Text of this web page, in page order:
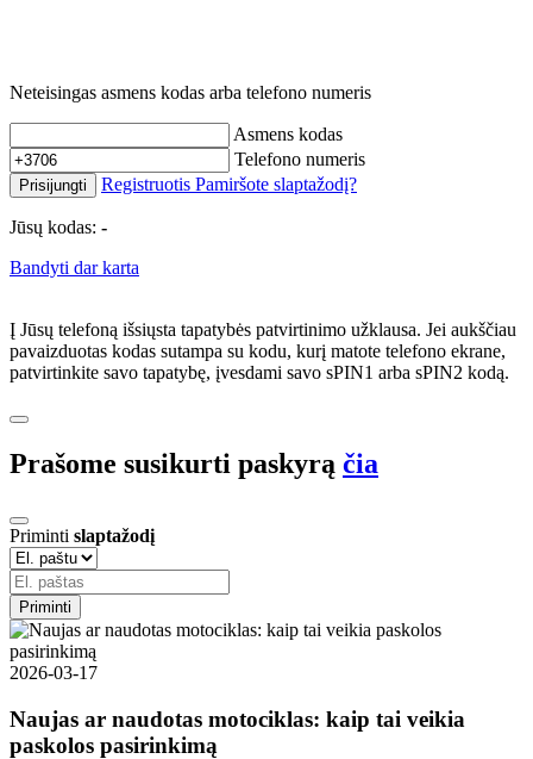
Neteisingas asmens kodas arba telefono numeris
Asmens kodas
Telefono numeris
Prisijungti Registruotis Pamiršote slaptažodį?
Jūsų kodas: -
Bandyti dar karta
Į Jūsų telefoną išsiųsta tapatybės patvirtinimo užklausa. Jei aukščiau
pavaizduotas kodas sutampa su kodu, kurį matote telefono ekrane,
patvirtinkite savo tapatybę, įvesdami savo sPIN1 arba sPIN2 kodą.
Prašome susikurti paskyrą čia
Priminti slaptažodį
Priminti
2026-03-17
Naujas ar naudotas motociklas: kaip tai veikia
paskolos pasirinkimą